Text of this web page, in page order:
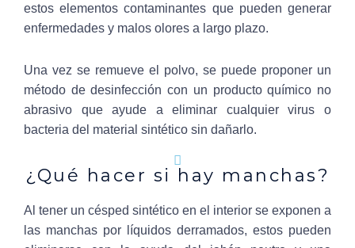
estos elementos contaminantes que pueden generar
enfermedades y malos olores a largo plazo.
Una vez se remueve el polvo, se puede proponer un
método de desinfección con un producto químico no
abrasivo que ayude a eliminar cualquier virus o
bacteria del material sintético sin dañarlo.
¿Qué hacer si hay manchas?
Al tener un césped sintético en el interior se exponen a
las manchas por líquidos derramados, estos pueden